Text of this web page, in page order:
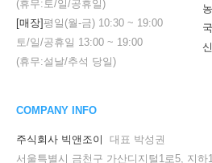
(휴무:토/일/공휴일)
[매장]평일(월-금) 10:30 ~ 19:00
토/일/공휴일 13:00 ~ 19:00
(휴무:설날/추석 당일)
COMPANY INFO
주식회사 빅앤조이
대표 박성권
서울특별시 금천구 가산디지털1로5, 지하